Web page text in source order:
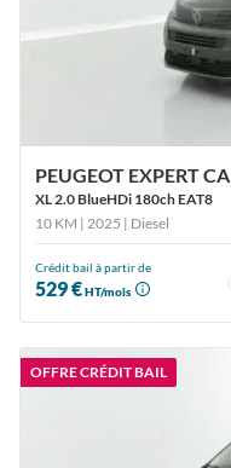
PEUGEOT EXPERT CA
XL 2.0 BlueHDi 180ch EAT8
10 KM | 2025 | Diesel
Crédit bail à partir de
529 €HT/mois
OFFRE CRÉDIT BAIL